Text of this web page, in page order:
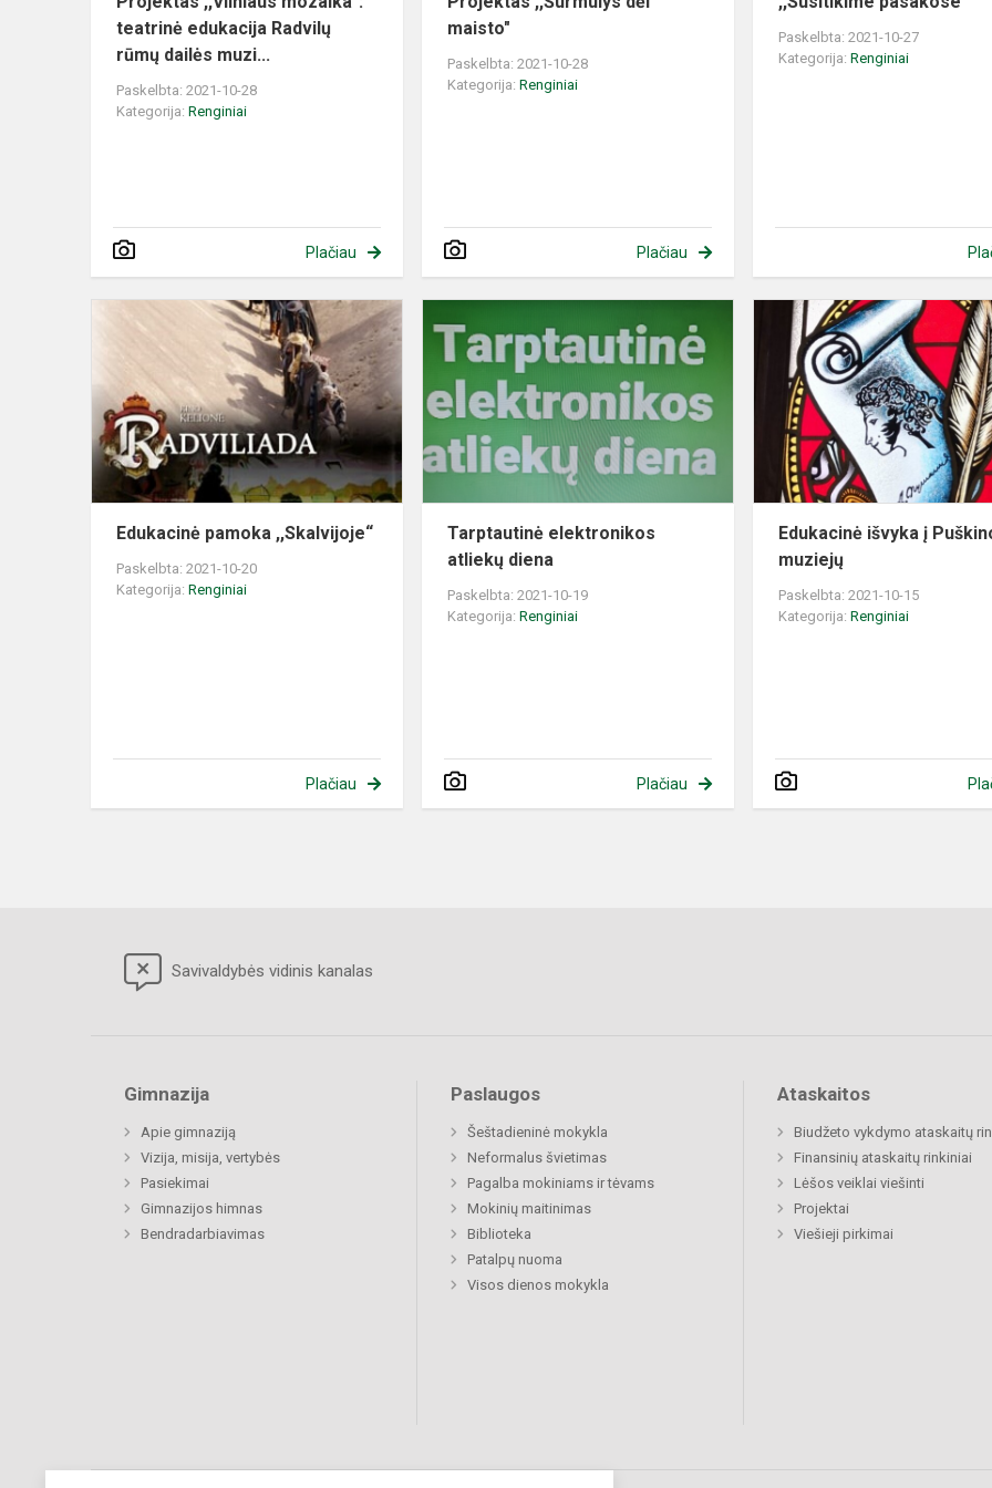
teatrinė edukacija Radvilų
rūmų dailės muzi...
Paskelbta: 2021-10-28
Kategorija: Renginiai
Plačiau
maisto"
Paskelbta: 2021-10-28
Kategorija:Renginiai
Plačiau
Paskelbta: 2021-10-27
Kategorija:Renginiai
pamoka
,,Skalvijoje“
Edukacinė pamoka ,,Skalvijoje“
Paskelbta: 2021-10-20
Kategorija: Renginiai
Plačiau
Tarptautinė
elektronikos
Tarptautinė elektronikos
atliekų diena
Paskelbta: 2021-10-19
Kategorija:Renginiai
Plačiau
Edukacinė išvyka į
muziejų
Paskelbta: 2021-10-15
Kategorija:Renginiai
Savivaldybės vidinis kanalas
Gimnazija
Apie gimnaziją
Vizija, misija, vertybės
Pasiekimai
Gimnazijos himnas
Bendradarbiavimas
Paslaugos
Šeštadieninė mokykla
Neformalus švietimas
Pagalba mokiniams ir tėvams
Mokinių maitinimas
Biblioteka
Patalpų nuoma
Visos dienos mokykla
Ataskaitos
Biudžeto vykdymo ataskaitų
Finansinių ataskaitų rinkiniai
Lėšos veiklai viešinti
Projektai
Viešieji pirkimai